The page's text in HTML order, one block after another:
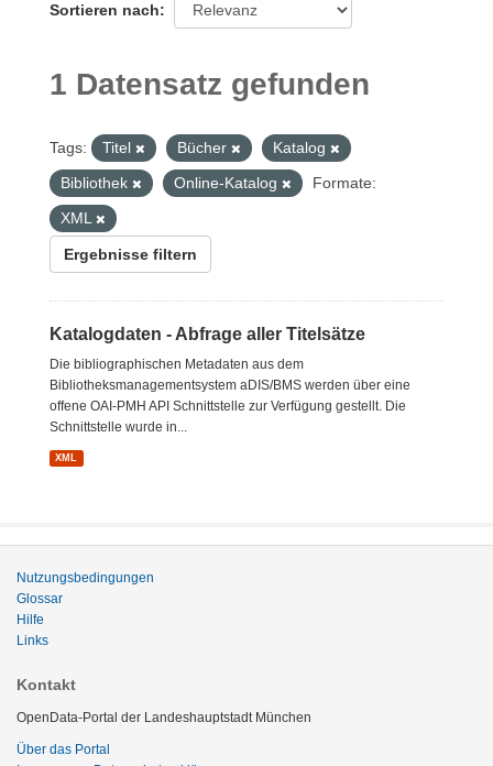
Sortieren nach
1 Datensatz gefunden
Tags: Titel Bücher
Katalog
Bibliothek
Online-Katalog
Formate:
XML
Ergebnisse filtern
Katalogdaten - Abfrage aller Titelsätze
Die bibliographischen Metadaten aus dem
Bibliotheksmanagementsystem aDIS/BMS werden über eine
offene OAI-PMH API Schnittstelle zur Verfügung gestellt. Die
Schnittstelle wurde in...
XML
Nutzungsbedingungen
Glossar
Hilfe
Links
Kontakt
OpenData-Portal der Landeshauptstadt München
Über das Portal